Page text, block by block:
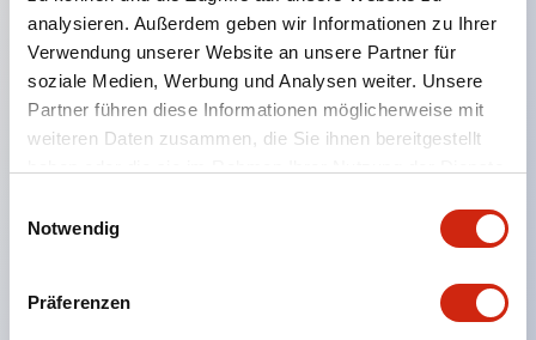
analysieren. Außerdem geben wir Informationen zu Ihrer
Verwendung unserer Website an unsere Partner für
soziale Medien, Werbung und Analysen weiter. Unsere
Partner führen diese Informationen möglicherweise mit
weiteren Daten zusammen, die Sie ihnen bereitgestellt
Notwendig
Präferenzen
LED- oder Glühlampenbeleuchtung
6V
12V
oder 24V AC/DC 120V oder 240V AC
können in fast jeder Kombination kombiniert werden
mehrere Gravuroptionen